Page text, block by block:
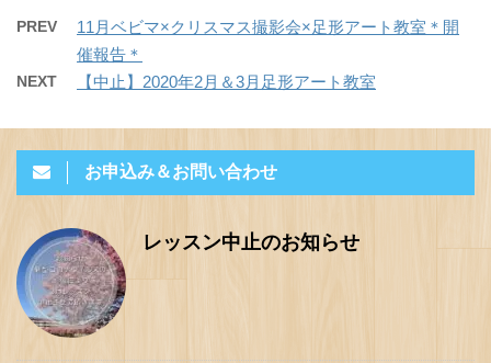
PREV
11月ベビマ×クリスマス撮影会×足形アート教室＊開
催報告＊
NEXT 【中止】2020年2月＆3月足形アート教室
お申込み＆お問い合わせ
レッスン中止のお知らせ